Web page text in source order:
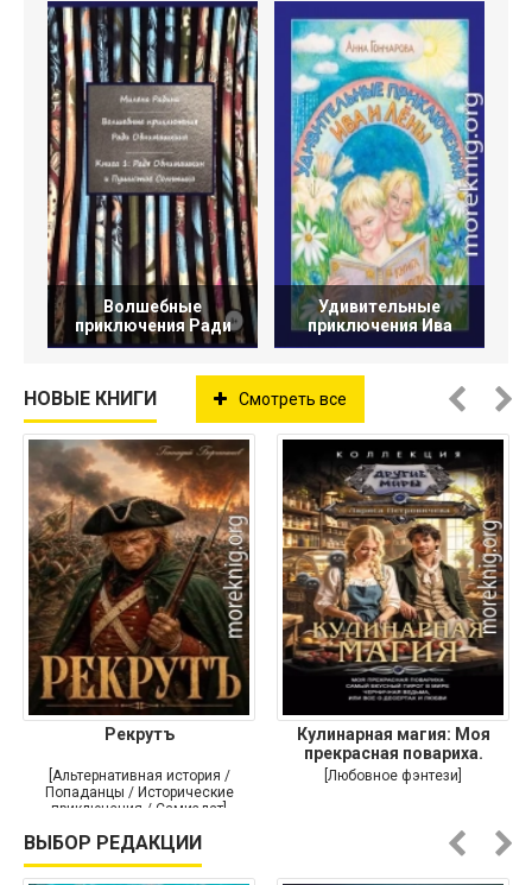
Волшебные
приключения Ради
Удивительные
приключения Ива
НОВЫЕ КНИГИ Смотреть все
Рекрутъ
[Альтернативная история /
Попаданцы / Исторические
приключения / Самиздат]
Кулинарная магия: Моя
прекрасная повариха.
Самый
[Любовное фэнтези]
ВЫБОР РЕДАКЦИИ